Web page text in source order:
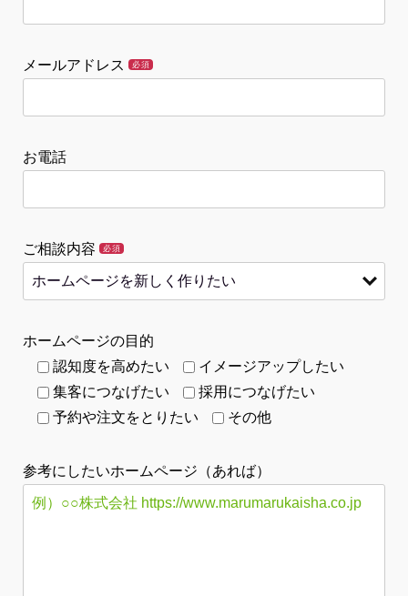
メールアドレス 必須
お電話
ご相談内容 必須
ホームページの目的
認知度を高めたい
イメージアップしたい
集客につなげたい
採用につなげたい
予約や注文をとりたい
その他
参考にしたいホームページ（あれば）